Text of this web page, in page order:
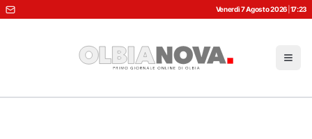
Venerdì 7 Agosto 2026 17:23